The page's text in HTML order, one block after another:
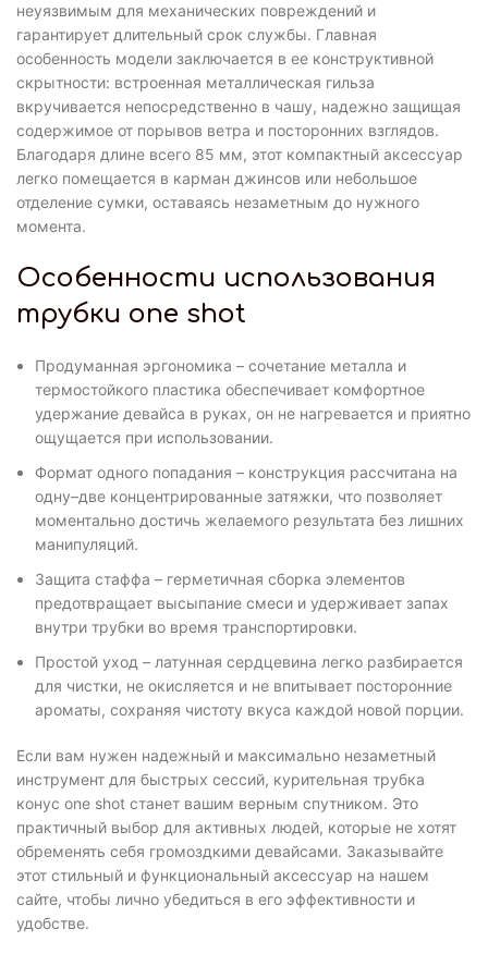
неуязвимым для механических повреждений и
гарантирует длительный срок службы. Главная
особенность модели заключается в ее конструктивной
скрытности: встроенная металлическая гильза
вкручивается непосредственно в чашу, надежно защищая
содержимое от порывов ветра и посторонних взглядов.
Благодаря длине всего 85 мм, этот компактный аксессуар
легко помещается в карман джинсов или небольшое
отделение сумки, оставаясь незаметным до нужного
момента.
Особенности использования
трубки one shot
Продуманная эргономика – сочетание металла и
термостойкого пластика обеспечивает комфортное
удержание девайса в руках, он не нагревается и приятно
ощущается при использовании.
Формат одного попадания – конструкция рассчитана на
одну–две концентрированные затяжки, что позволяет
моментально достичь желаемого результата без лишних
манипуляций.
Защита стаффа – герметичная сборка элементов
предотвращает высыпание смеси и удерживает запах
внутри трубки во время транспортировки.
Простой уход – латунная сердцевина легко разбирается
для чистки, не окисляется и не впитывает посторонние
ароматы, сохраняя чистоту вкуса каждой новой порции.
Если вам нужен надежный и максимально незаметный
инструмент для быстрых сессий, курительная трубка
конус one shot станет вашим верным спутником. Это
практичный выбор для активных людей, которые не хотят
обременять себя громоздкими девайсами. Заказывайте
этот стильный и функциональный аксессуар на нашем
сайте, чтобы лично убедиться в его эффективности и
удобстве.